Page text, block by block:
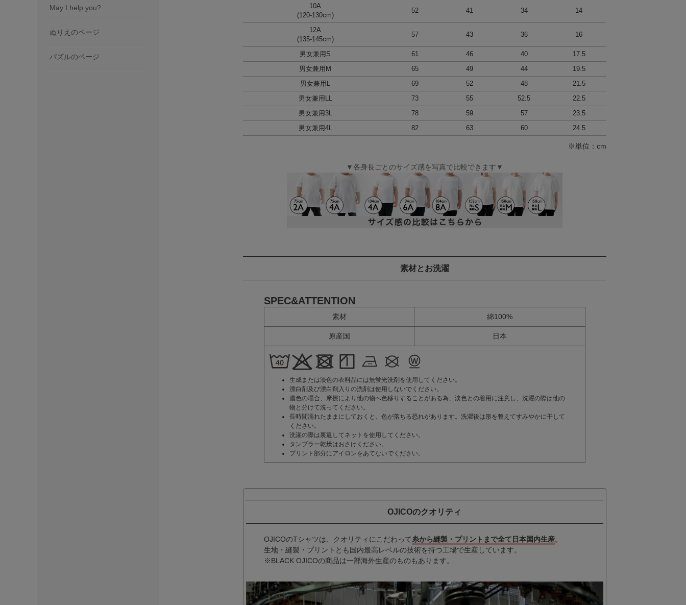
May I help you?
ぬりえのページ
パズルのページ
10A
(120-130cm)
52 41 34 14
12A
(135-145cm)
57 43 36 16
男女兼用S 61 46 40 17.5
男女兼用M 65 49 44 19.5
男女兼用L 69 52 48 21.5
男女兼用LL 73 55 52.5 22.5
男女兼用3L 78 59 57 23.5
男女兼用4L 82 63 60 24.5
※単位：cm
▼各身長ごとのサイズ感を写真で比較できます▼
素材とお洗濯
SPEC&ATTENTION
素材 綿100%
原産国 日本
生成または淡色の衣料品には無蛍光洗剤を使用してください。
漂白剤及び漂白剤入りの洗剤は使用しないでください。
濃色の場合、摩擦により他の物へ色移りすることがある為、淡色との着用に注意し、洗濯の際は他の
物と分けて洗ってください。
長時間濡れたままにしておくと、色が落ちる恐れがあります。洗濯後は形を整えてすみやかに干して
ください。
洗濯の際は裏返してネットを使用してください。
タンブラー乾燥はおさけください。
プリント部分にアイロンをあてないでください。
OJICOのクオリティ
OJICOのTシャツは、クオリティにこだわって 糸から縫製・プリントまで全て日本国内生産。
生地・縫製・プリントとも国内最高レベルの技術を持つ工場で生産しています。
※BLACK OJICOの商品は一部海外生産のものもあります。